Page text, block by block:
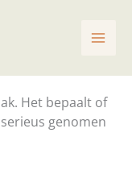
Het bepaalt of
genomen